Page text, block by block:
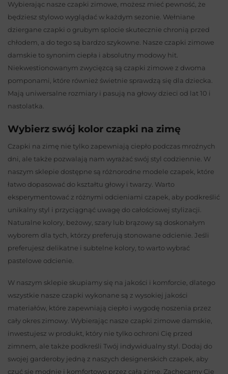
Wybierając nasze czapki zimowe, możesz mieć pewność, że
będziesz stylowo wyglądać w każdym sezonie. Wełniane
dziergane czapki o grubym splocie skutecznie chronią przed
chłodem, a do tego są bardzo szykowne. Nasze czapki zimowe
damskie to synonim ciepła i absolutny modowy hit.
Niekwestionowanym zwycięzcą są czapki zimowe z dwoma
pomponami, które również świetnie sprawdzą się dla dziecka.
Mają uniwersalne rozmiary i pasują na głowy dzieci od lat 10 i
nastolatka.
Wybierz swój kolor czapki na zimę
Czapki na zimę nie tylko zapewniają ciepło podczas mroźnych
dni, ale także pozwalają nam wyrażać swój styl codziennie. W
naszym sklepie dostępne są różnorodne modele czapek, które
łatwo dopasować do kształtu głowy i twarzy. Warto
eksperymentować z różnymi odcieniami czapek, aby podkreślić
unikalny styl i przyciągnąć uwagę do całościowej stylizacji.
Naturalne kolory, beżowy, szary lub brązowy są doskonałym
wyborem dla tych, którzy preferują stonowane odcienie. Jeśli
preferujesz delikatne i subtelne kolory, to warto wybrać
pastelowe odcienie.
W naszym sklepie skupiamy się na jakości i komforcie, dlatego
wszystkie nasze czapki wykonane są z wysokiej jakości
materiałów, które zapewniają ciepło i wygodę noszenia przez
cały okres zimowy. Wybierając nasze czapki zimowe damskie,
inwestujesz w produkt, który nie tylko ochroni Cię przed
zimnem, ale także podkreśli Twój indywidualny styl. Dodaj do
swojej garderoby jedną z naszych designerskich czapek, aby
czuć się modnie i komfortowo przez całą zimę. Zachęcamy Cię